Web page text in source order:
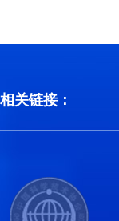
相关链接：